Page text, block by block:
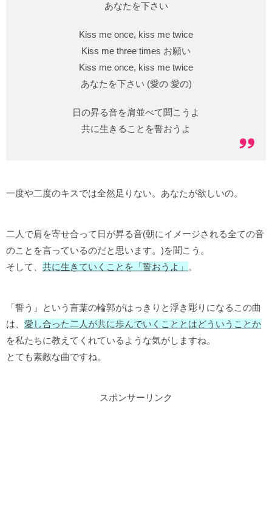
あなたを下さい
Kiss me once, kiss me twice
Kiss me three times お願い
Kiss me once, kiss me twice
あなたを下さい (愛の 愛の)
日の昇る音を肩並べて聞こうよ
共に生きることを誓おうよ
一度や二度のキスでは全然足りない。あなたが欲しいの。
二人で肩を寄せ合って日が昇る音(朝にイメージされる全ての音
のことを言っているのだと思います。)を聞こう。
そして、 共に生きていくことを「誓おうよ」 。
「誓う」という言葉の輪郭がはっきりと浮き彫りになるこの曲
は、 愛し合った二人が共に歩んでいくこととはどういうことか
を私たちに教えてくれているような気がしますね。
とても素敵な曲ですね。
スポンサーリンク